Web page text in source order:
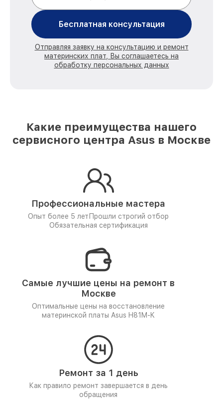
Бесплатная консультация
Отправляя заявку на консультацию и ремонт
материнских плат, Вы соглашаетесь на
обработку персональных данных
Какие преимущества нашего
сервисного центра Asus в Москве
Профессиональные мастера
Опыт более 5 лет Прошли строгий отбор
Обязательная сертификация
Самые лучшие цены на ремонт в
Москве
Оптимальные цены на восстановление
материнской платы Asus H81M-K
Ремонт за 1 день
Как правило ремонт завершается в день
обращения